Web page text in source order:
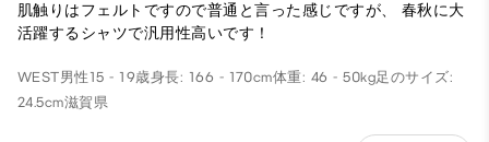
肌触りはフェルトですので普通と言った感じですが、 春秋に大
活躍するシャツで汎用性高いです！
WEST男性 15 - 19歳身長: 166 - 170cm体重: 46 - 50kg足のサイズ:
24.5cm滋賀県